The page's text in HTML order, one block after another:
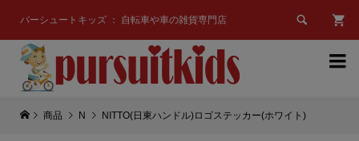
パーシュートキッズ ： 自転車や車の雑貨専門店 

商品 N NITTO(日東ハンドル)ロゴステッカー(ホワイト)